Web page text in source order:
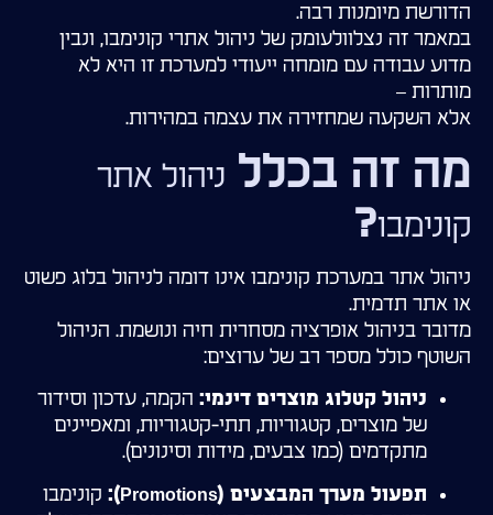
הדורשת מיומנות רבה.
במאמר זה נצלוולעומק של ניהול אתרי קונימבו, ונבין
מדוע עבודה עם מומחה ייעודי למערכת זו היא לא
מותרות –
אלא השקעה שמחזירה את עצמה במהירות.
מה זה בכלל ניהול אתר
קונימבו?
ניהול אתר במערכת קונימבו אינו דומה לניהול בלוג פשוט
או אתר תדמית.
מדובר בניהול אופרציה מסחרית חיה ונושמת. הניהול
השוטף כולל מספר רב של ערוצים:
ניהול קטלוג מוצרים דינמי: הקמה, עדכון וסידור
של מוצרים, קטגוריות, תתי-קטגוריות, ומאפיינים
מתקדמים (כמו צבעים, מידות וסינונים).
תפעול מערך המבצעים (Promotions):
קונימבו